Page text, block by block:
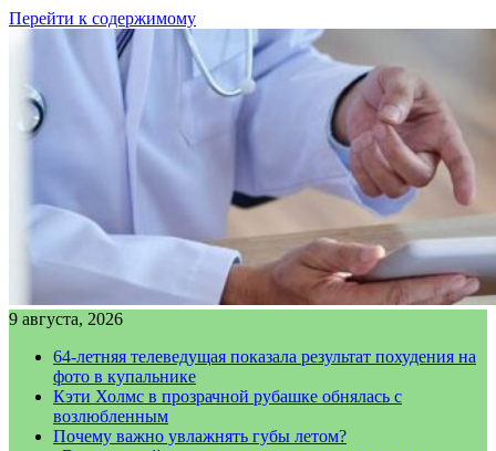
Перейти к содержимому
9 августа, 2026
64-летняя телеведущая показала результат похудения на
фото в купальнике
Кэти Холмс в прозрачной рубашке обнялась с
возлюбленным
Почему важно увлажнять губы летом?